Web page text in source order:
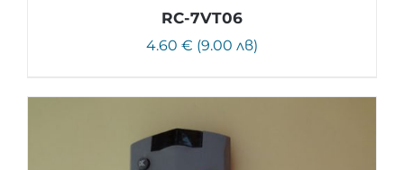
RC-7VT06
4.60 € (9.00 лв)